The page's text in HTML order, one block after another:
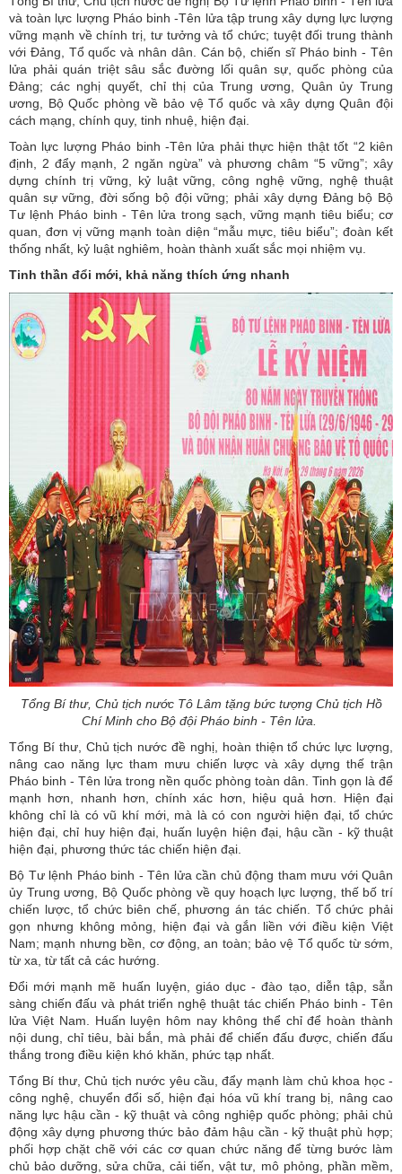
và toàn lực lượng Pháo binh -Tên lửa tập trung xây dựng lực lượng
vững mạnh về chính trị, tư tưởng và tổ chức; tuyệt đối trung thành
với Đảng, Tổ quốc và nhân dân. Cán bộ, chiến sĩ Pháo binh - Tên
lửa phải quán triệt sâu sắc đường lối quân sự, quốc phòng của
Đảng; các nghị quyết, chỉ thị của Trung ương, Quân ủy Trung
ương, Bộ Quốc phòng về bảo vệ Tổ quốc và xây dựng Quân đội
cách mạng, chính quy, tinh nhuệ, hiện đại.
Toàn lực lượng Pháo binh -Tên lửa phải thực hiện thật tốt “2 kiên
định, 2 đẩy mạnh, 2 ngăn ngừa” và phương châm “5 vững”; xây
dựng chính trị vững, kỷ luật vững, công nghệ vững, nghệ thuật
quân sự vững, đời sống bộ đội vững; phải xây dựng Đảng bộ Bộ
Tư lệnh Pháo binh - Tên lửa trong sạch, vững mạnh tiêu biểu; cơ
quan, đơn vị vững mạnh toàn diện “mẫu mực, tiêu biểu”; đoàn kết
thống nhất, kỷ luật nghiêm, hoàn thành xuất sắc mọi nhiệm vụ.
Tinh thần đổi mới, khả năng thích ứng nhanh
Tổng Bí thư, Chủ tịch nước Tô Lâm tặng bức tượng Chủ tịch Hồ
Chí Minh cho Bộ đội Pháo binh - Tên lửa.
Tổng Bí thư, Chủ tịch nước đề nghị, hoàn thiện tổ chức lực lượng,
nâng cao năng lực tham mưu chiến lược và xây dựng thế trận
Pháo binh - Tên lửa trong nền quốc phòng toàn dân. Tinh gọn là để
mạnh hơn, nhanh hơn, chính xác hơn, hiệu quả hơn. Hiện đại
không chỉ là có vũ khí mới, mà là có con người hiện đại, tổ chức
hiện đại, chỉ huy hiện đại, huấn luyện hiện đại, hậu cần - kỹ thuật
hiện đại, phương thức tác chiến hiện đại.
Bộ Tư lệnh Pháo binh - Tên lửa cần chủ động tham mưu với Quân
ủy Trung ương, Bộ Quốc phòng về quy hoạch lực lượng, thế bố trí
chiến lược, tổ chức biên chế, phương án tác chiến. Tổ chức phải
gọn nhưng không mỏng, hiện đại và gắn liền với điều kiện Việt
Nam; mạnh nhưng bền, cơ động, an toàn; bảo vệ Tổ quốc từ sớm,
từ xa, từ tất cả các hướng.
Đổi mới mạnh mẽ huấn luyện, giáo dục - đào tạo, diễn tập, sẵn
sàng chiến đấu và phát triển nghệ thuật tác chiến Pháo binh - Tên
lửa Việt Nam. Huấn luyện hôm nay không thể chỉ để hoàn thành
nội dung, chỉ tiêu, bài bắn, mà phải để chiến đấu được, chiến đấu
thắng trong điều kiện khó khăn, phức tạp nhất.
Tổng Bí thư, Chủ tịch nước yêu cầu, đẩy mạnh làm chủ khoa học -
công nghệ, chuyển đổi số, hiện đại hóa vũ khí trang bị, nâng cao
năng lực hậu cần - kỹ thuật và công nghiệp quốc phòng; phải chủ
động xây dựng phương thức bảo đảm hậu cần - kỹ thuật phù hợp;
phối hợp chặt chẽ với các cơ quan chức năng để từng bước làm
chủ bảo dưỡng, sửa chữa, cải tiến, vật tư, mô phỏng, phần mềm,